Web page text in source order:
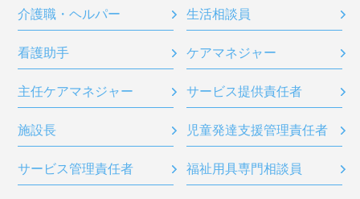
介護職・ヘルパー 生活相談員
看護助手 ケアマネジャー
主任ケアマネジャー サービス提供責任者
施設長 児童発達支援管理責任者
サービス管理責任者 福祉用具専門相談員